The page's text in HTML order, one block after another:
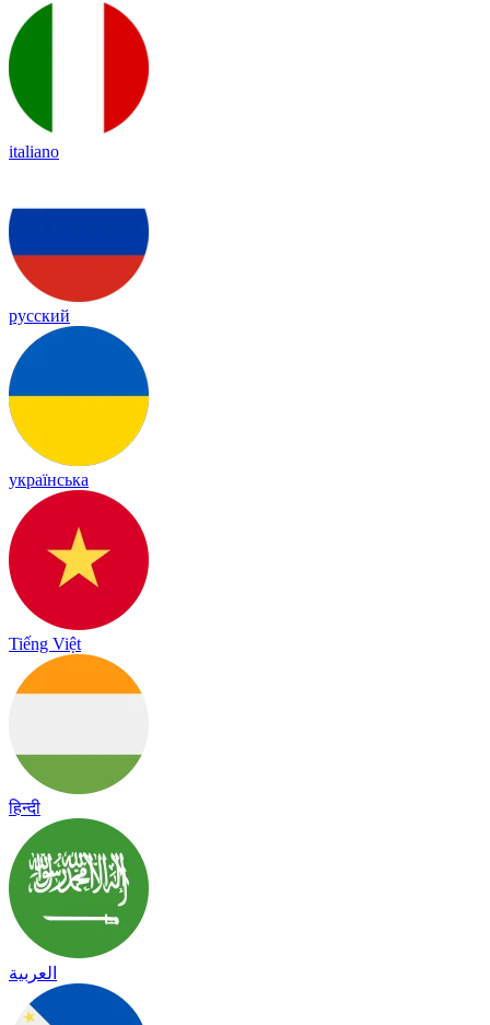
italiano
русский
українська
Tiếng Việt
हिन्दी
العربية